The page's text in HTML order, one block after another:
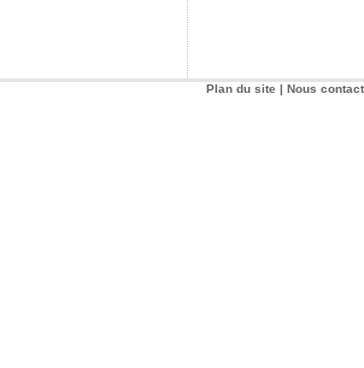
Plan du site | Nous